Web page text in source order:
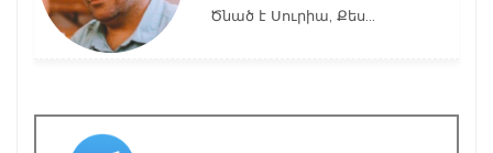
Ծնած է Սուրիա, Քես...